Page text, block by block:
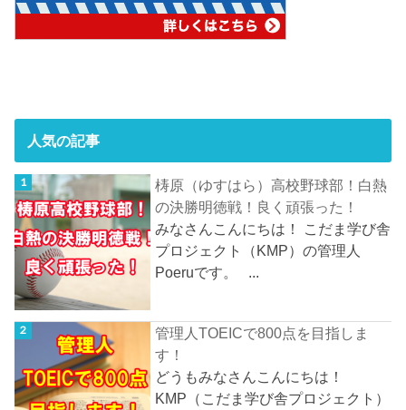
人気の記事
梼原（ゆすはら）高校野球部！白熱
の決勝明徳戦！良く頑張った！
みなさんこんにちは！ こだま学び舎
プロジェクト（KMP）の管理人
Poeruです。 ...
管理人TOEICで800点を目指しま
す！
どうもみなさんこんにちは！
KMP（こだま学び舎プロジェクト）